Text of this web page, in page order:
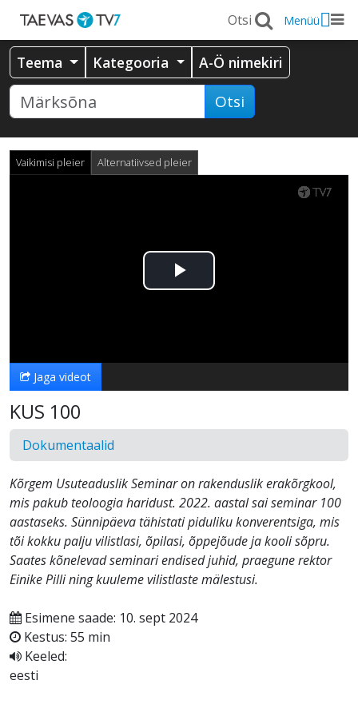
Menüü
Teema Kategooria A-Ö nimekiri
Otsi
Vaikimisi pleier Alternatiivsed pleier
Esita
Jaga videot
KUS 100
Dokumentaalid
Kõrgem Usuteaduslik Seminar on rakenduslik erakõrgkool,
mis pakub teoloogia haridust. 2022. aastal sai seminar 100
aastaseks. Sünnipäeva tähistati piduliku konverentsiga, mis
tõi kokku palju vilistlasi, õpilasi, õppejõude ja kooli sõpru.
Saates kõnelevad seminari endised juhid, praegune rektor
Einike Pilli ning kuuleme vilistlaste mälestusi.
Esimene saade: 10. sept 2024
Kestus: 55 min
Keeled:
eesti